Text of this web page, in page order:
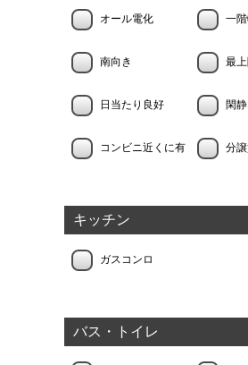
オール電化 一
南向き 最
日当たり良好 閑
コンビニ近くに有 分
キッチン
ガスコンロ
バス・トイレ